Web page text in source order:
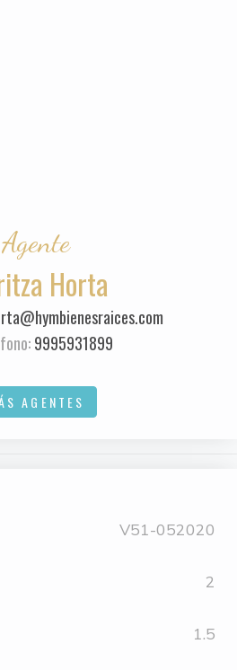
Agente
Horta
9995931899
AGENTES
V51-052020
2
1.5